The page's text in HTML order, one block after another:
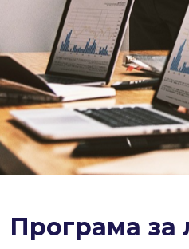
Програма за